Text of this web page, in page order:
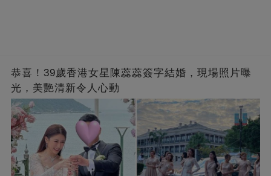
恭喜！39歲香港女星陳蕊蕊簽字結婚，現場照片曝
光，美艷清新令人心動